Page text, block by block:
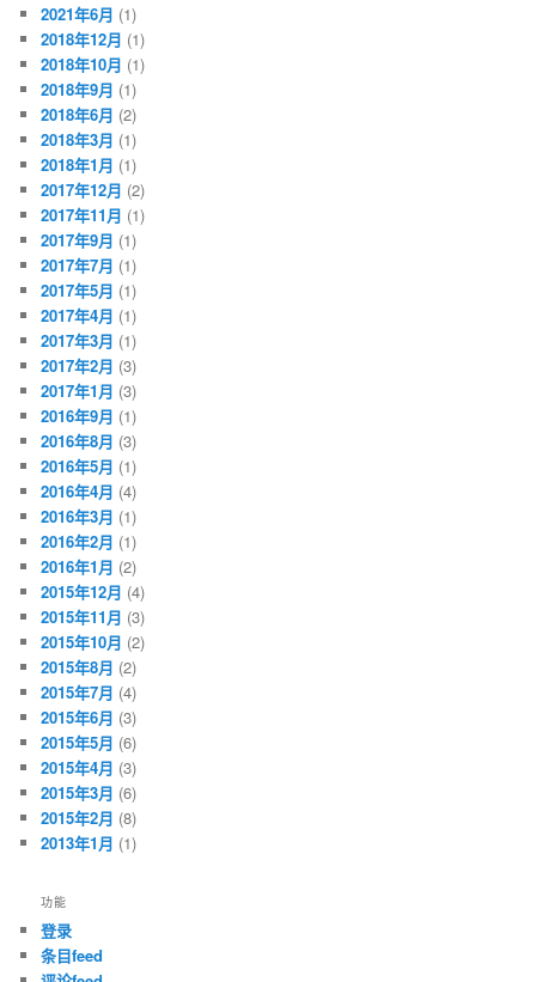
2021年6月 (1)
2018年12月 (1)
2018年10月 (1)
2018年9月 (1)
2018年6月 (2)
2018年3月 (1)
2018年1月 (1)
2017年12月 (2)
2017年11月 (1)
2017年9月 (1)
2017年7月 (1)
2017年5月 (1)
2017年4月 (1)
2017年3月 (1)
2017年2月 (3)
2017年1月 (3)
2016年9月 (1)
2016年8月 (3)
2016年5月 (1)
2016年4月 (4)
2016年3月 (1)
2016年2月 (1)
2016年1月 (2)
2015年12月 (4)
2015年11月 (3)
2015年10月 (2)
2015年8月 (2)
2015年7月 (4)
2015年6月 (3)
2015年5月 (6)
2015年4月 (3)
2015年3月 (6)
2015年2月 (8)
2013年1月 (1)
功能
登录
条目feed